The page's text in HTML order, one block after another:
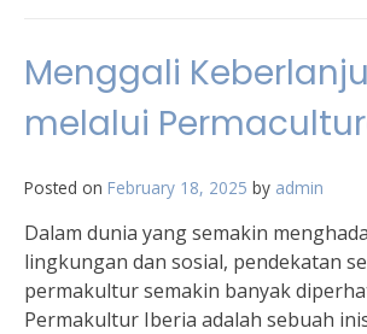
Menggali
melalui
Posted on February 18, 2025 by admin
Dalam dunia yang semakin
lingkungan dan sosial, pendekatan
permakultur semakin banyak
Permakultur Iberia adalah sebuah